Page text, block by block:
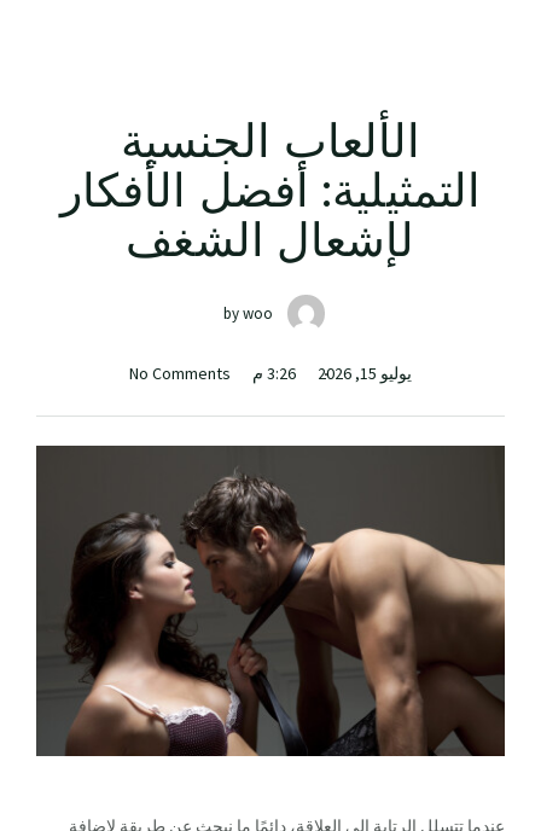
الألعاب الجنسية
التمثيلية: أفضل الأفكار
لإشعال الشغف
bywoo
يوليو 15, 2026 3:26 م No Comments
عندما تتسلل الرتابة إلى العلاقة، دائمًا ما نبحث عن طريقة لإضافة